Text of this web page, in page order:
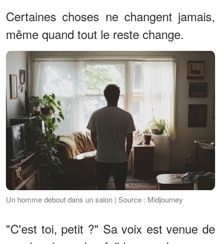
Certaines choses ne changent jamais,
même quand tout le reste change.
Un homme debout dans un salon | Source : Midjourney
"C'est toi, petit ?" Sa voix est venue de